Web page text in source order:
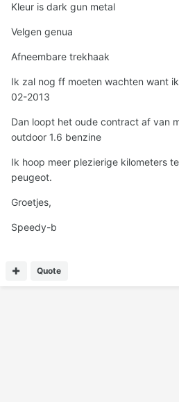
Kleur is dark gun metal
Velgen genua
Afneembare trekhaak
Ik zal nog ff moeten wachten want
02-2013
Dan loopt het oude contract af van
outdoor 1.6 benzine
Ik hoop meer plezierige kilometers
peugeot.
Groetjes,
Speedy-b
Quote